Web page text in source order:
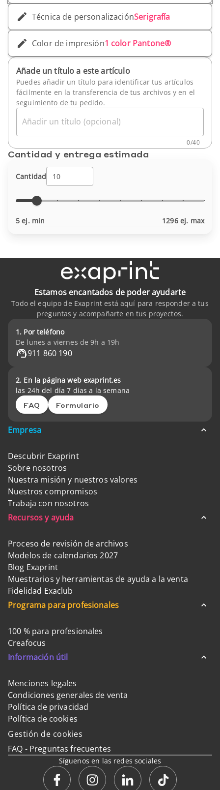
Técnica de personalizaciónSerigrafía
Color de impresión1 color Pantone®
Añade un título a este artículo
Puedes añadir un título para identificar tus artículos
fácilmente en la transferencia de tus archivos y en el
seguimiento de tu pedido.
Añadir un título (opcional)
0/40
Cantidad y entrega estimada
Cantidad
5 ej. min 1296 ej. max
Estamos encantados de poder ayudarte
Todo el equipo de Exaprint está aquí para responder a tus
preguntas y acompañarte en tus proyectos.
1. Por teléfono
De lunes a viernes de 9h a 19h
911 860 190
2. En la página web exaprint.es
las 24h del día 7 días a la semana
FAQ Formulario
Empresa
Descubrir Exaprint
Sobre nosotros
Nuestra misión y nuestros valores
Nuestros compromisos
Trabaja con nosotros
Recursos y ayuda
Proceso de revisión de archivos
Modelos de calendarios 2027
Blog Exaprint
Muestrarios y herramientas de ayuda a la venta
Fidelidad Exaclub
Programa para profesionales
100 % para profesionales
Creafocus
Información útil
Menciones legales
Condiciones generales de venta
Política de privacidad
Política de cookies
Gestión de cookies
FAQ - Preguntas frecuentes
Síguenos en las redes sociales